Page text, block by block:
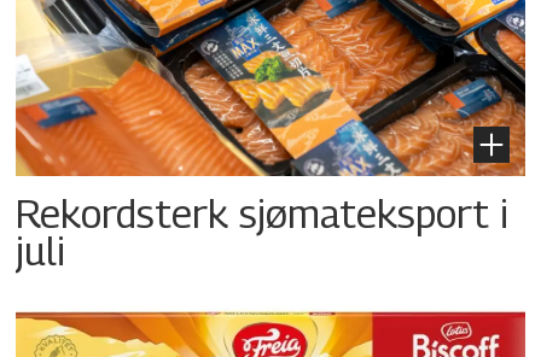
Rekordsterk sjømateksport i
juli